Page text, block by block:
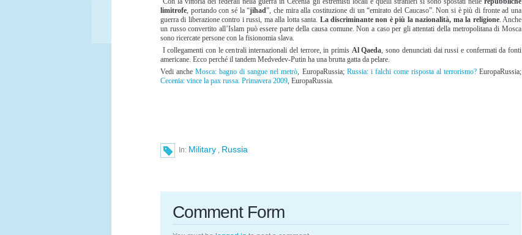
limitrofe, portando con sé la “jihad”, che mira alla costituzione di un “emirato del Caucaso”. Non si è più di fronte ad una
guerra di liberazione contro i russi, ma alla lotta santa. La discriminante non è più la nazionalità, ma la religione. Anche
un russo convertito all’Islam può essere parte della causa comune. Non a caso per gli attentati della metropolitana di Mosca
sono ricercate persone con la fisionomia slava.
I collegamenti con le centrali internazionali del terrore, in primis Al Qaeda, sono denunciati dai russi e confermati da fonti
americane. Ecco perché il tandem Medvedev-Putin ha una brutta gatta da pelare.
Vedi ancheMosca: bagno di sangue nel metrò, EuropaRussia; Russia: i falchi come risposta al terrorismo?EuropaRussia;
Cecenia: vince la pax russa. Primavera 2009, EuropaRussia.
In: Military , Russia
Comment Form